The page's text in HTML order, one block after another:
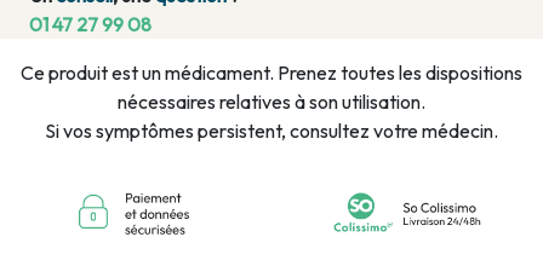
01 47 27 99 08
Ce produit est un médicament. Prenez toutes les dispositions
nécessaires relatives à son utilisation.
Si vos symptômes persistent, consultez votre médecin.